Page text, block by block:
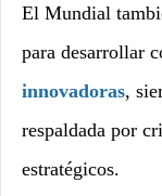
El Mundial
para desarrollar
innovadoras,
respaldada por
estratégicos.